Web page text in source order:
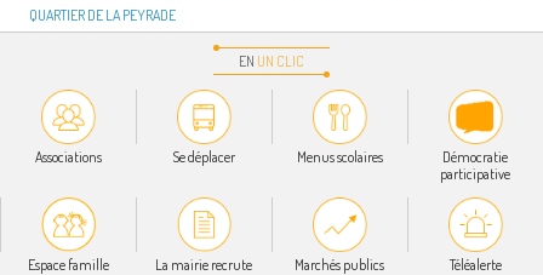
QUARTIER DE LA PEYRADE
EN UN CLIC
Associations Se déplacer Menus scolaires
Démocratie
participative
Espace famille La mairie recrute Marchés publics Téléalerte